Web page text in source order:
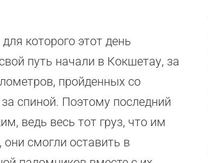
которого этот день
путь начали в Кокшетау, за
пройденных со
спиной. Поэтому последний
ведь весь тот груз, что им
смогли оставить в